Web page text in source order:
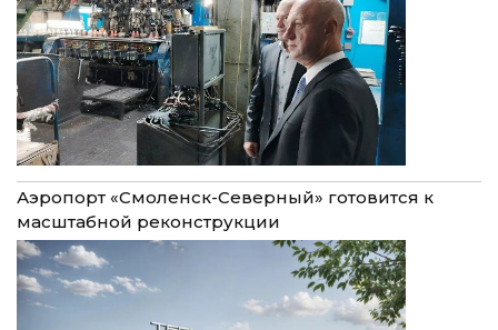
Аэропорт «Смоленск-Северный» готовится к
масштабной реконструкции